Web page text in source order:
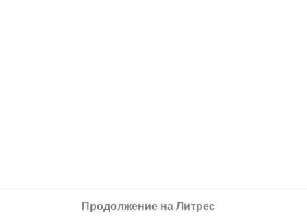
Продолжение на Литрес